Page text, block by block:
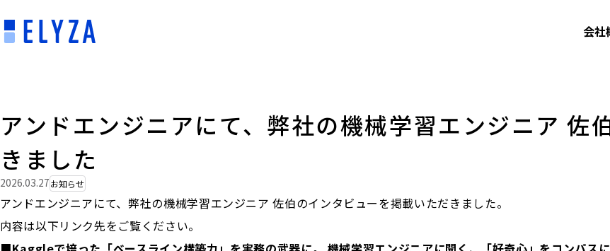
会社
アンドエンジニアにて、弊社の機械学習エンジニア 佐
きました
2026.03.27お知らせ
アンドエンジニアにて、弊社の機械学習エンジニア 佐伯のインタビューを掲載いただきました。
内容は以下リンク先をご覧ください。